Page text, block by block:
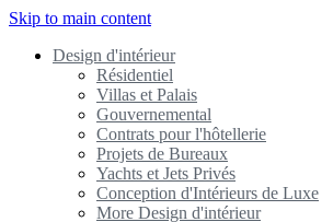
Skip to main content
Design d'intérieur
Résidentiel
Villas et Palais
Gouvernemental
Contrats pour l'hôtellerie
Projets de Bureaux
Yachts et Jets Privés
Conception d'Intérieurs de Luxe
More Design d'intérieur